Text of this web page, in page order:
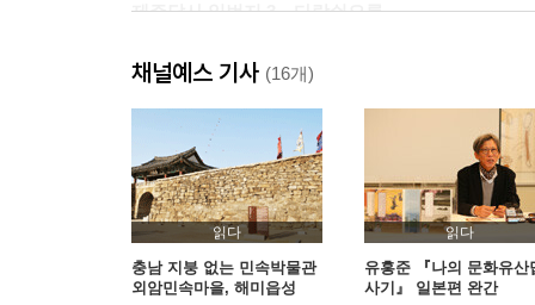
제주답사 일번지 3―다랑쉬오름
제주의 자연 / 다랑쉬오름 / 용눈이오름 / 김영갑 갤
아부오름 / 『오름나그네』
제주답사 일번지 4―용천동굴
이보다 더 아름다운 용암동굴은 없다
유네스코 세계자연유산 / 성산일출봉 / 용암동굴 /
당처물동굴 / 거문오름 / 용천동굴
채널예스 기사 (16개)
읽다
충남 지붕 없는 민속박물관
외암민속마을, 해미읍성
읽다
유홍준 『나의 문화유산
사기』 일본편 완간